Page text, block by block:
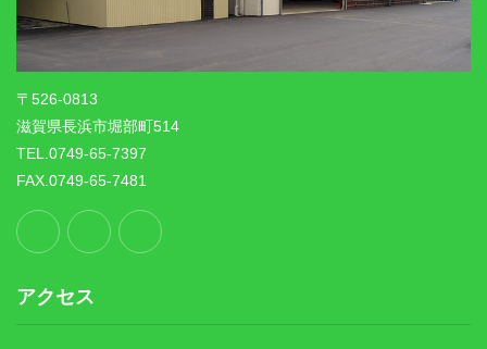
〒526-0813
滋賀県長浜市堀部町514
TEL.0749-65-7397
FAX.0749-65-7481
アクセス